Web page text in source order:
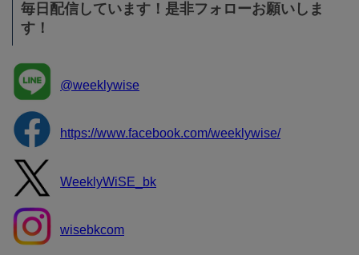
毎日配信しています！是非フォローお願いしま
す！
@weeklywise
https://www.facebook.com/weeklywise/
WeeklyWiSE_bk
wisebkcom